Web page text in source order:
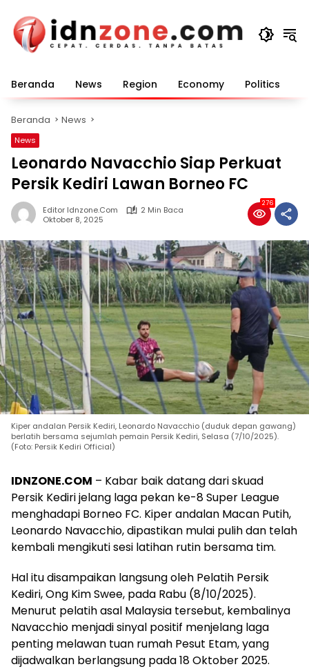
konten
Beranda News Region Economy Politics
Beranda News
News
Leonardo Navacchio Siap Perkuat
Persik Kediri Lawan Borneo FC
Editor Idnzone.com
2 Min Baca
Oktober 8, 2025
276
Kiper andalan Persik Kediri, Leonardo Navacchio (duduk depan gawang)
berlatih bersama sejumlah pemain Persik Kediri, Selasa (7/10/2025).
(Foto: Persik Kediri Official)
IDNZONE.COM – Kabar baik datang dari skuad
Persik Kediri jelang laga pekan ke-8 Super League
menghadapi Borneo FC. Kiper andalan Macan Putih,
Leonardo Navacchio, dipastikan mulai pulih dan telah
kembali mengikuti sesi latihan rutin bersama tim.
Hal itu disampaikan langsung oleh Pelatih Persik
Kediri, Ong Kim Swee, pada Rabu (8/10/2025).
Menurut pelatih asal Malaysia tersebut, kembalinya
Navacchio menjadi sinyal positif menjelang laga
penting melawan tuan rumah Pesut Etam, yang
dijadwalkan berlangsung pada 18 Oktober 2025.